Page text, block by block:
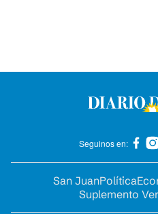
Seguinos en:
San JuanPolítica
Suplemento